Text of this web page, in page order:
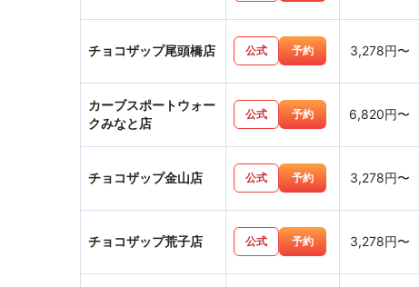
チョコザップ尾頭橋店 公式 予約 3,278円〜
カーブスポートウォー
クみなと店
公式 予約 6,820円〜
チョコザップ金山店 公式 予約 3,278円〜
チョコザップ荒子店 公式 予約 3,278円〜